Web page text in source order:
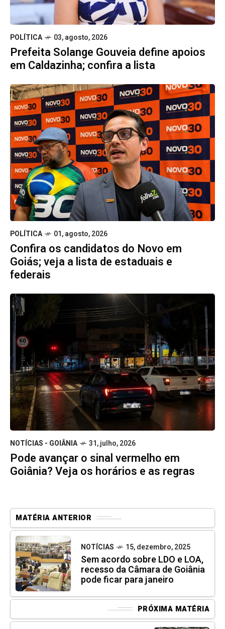
POLÍTICA 03, agosto, 2026
Prefeita Solange Gouveia define apoios
em Caldazinha; confira a lista
POLÍTICA 01, agosto, 2026
Confira os candidatos do Novo em
Goiás; veja a lista de estaduais e
federais
NOTÍCIAS - GOIÂNIA 31, julho, 2026
Pode avançar o sinal vermelho em
Goiânia? Veja os horários e as regras
MATÉRIA ANTERIOR
NOTÍCIAS 15, dezembro, 2025
Sem acordo sobre LDO e LOA,
recesso da Câmara de Goiânia
pode ficar para janeiro
PRÓXIMA MATÉRIA